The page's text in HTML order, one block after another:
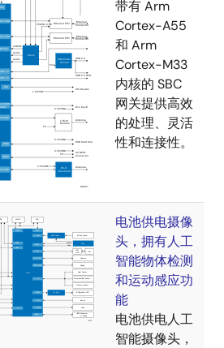
带有 Arm
Cortex-A55
和 Arm
Cortex-M33
内核的 SBC
网关提供高效
的处理、灵活
性和连接性。
电池供电摄像
头，拥有人工
智能物体检测
和运动感应功
能
电池供电人工
智能摄像头，